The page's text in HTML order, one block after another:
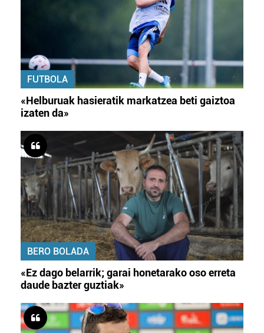
FUTBOLA
«Helburuak hasieratik markatzea beti gaiztoa
izaten da»
BERO BOLADA
«Ez dago belarrik; garai honetarako oso erreta
daude bazter guztiak»